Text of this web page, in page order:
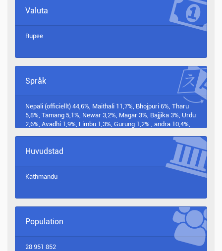
Valuta
Rupee
Språk
Nepali (officiellt) 44,6%, Maithali 11,7%, Bhojpuri 6%, Tharu
5,8%, Tamang 5,1%, Newar 3,2%, Magar 3%, Bajjika 3%, Urdu
2,6%, Avadhi 1,9%, Limbu 1,3%, Gurung 1,2% , andra 10,4%,
Huvudstad
Kathmandu
Population
28 951 852